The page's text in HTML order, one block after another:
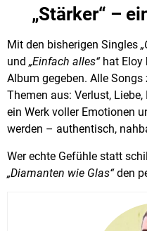
„Stärker“ –
Mit den bisherigen Singles
und „Einfach alles“hat Eloy
Album gegeben. Alle
Themen aus: Verlust,
ein Werk voller Emotionen
werden – authentisch,
Wer echte Gefühle statt
„Diamanten wie Glas“den